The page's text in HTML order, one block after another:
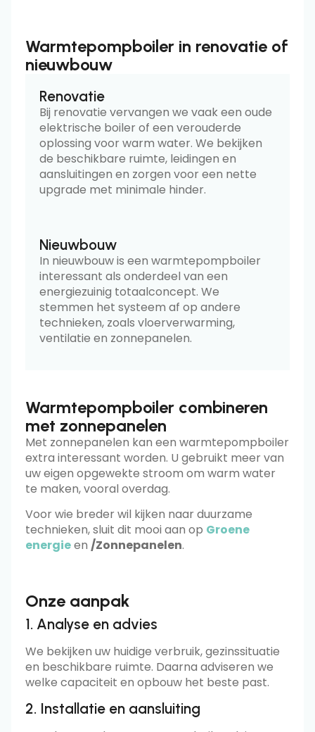
Warmtepompboiler in renovatie of
nieuwbouw
Renovatie
Bij renovatie vervangen we vaak een oude
elektrische boiler of een verouderde
oplossing voor warm water. We bekijken
de beschikbare ruimte, leidingen en
aansluitingen en zorgen voor een nette
upgrade met minimale hinder.
Nieuwbouw
In nieuwbouw is een warmtepompboiler
interessant als onderdeel van een
energiezuinig totaalconcept. We
stemmen het systeem af op andere
technieken, zoals vloerverwarming,
ventilatie en zonnepanelen.
Warmtepompboiler combineren
met zonnepanelen
Met zonnepanelen kan een warmtepompboiler
extra interessant worden. U gebruikt meer van
uw eigen opgewekte stroom om warm water
te maken, vooral overdag.
Voor wie breder wil kijken naar duurzame
technieken, sluit dit mooi aan op Groene
energieen /Zonnepanelen.
Onze aanpak
1. Analyse en advies
We bekijken uw huidige verbruik, gezinssituatie
en beschikbare ruimte. Daarna adviseren we
welke capaciteit en opbouw het beste past.
2. Installatie en aansluiting